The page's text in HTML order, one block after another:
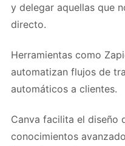
y delegar aquellas que
directo.
Herramientas como
automatizan flujos de
automáticos a clientes.
Canva facilita el diseño
conocimientos